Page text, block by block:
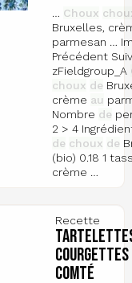
… Choux
Bruxelles,
parmesan …
Précédent
zFieldgroup_A
choux de
crème au
Nombre de
2 > 4
de choux de
(bio) 0.18 1
crème …
Recette
comté